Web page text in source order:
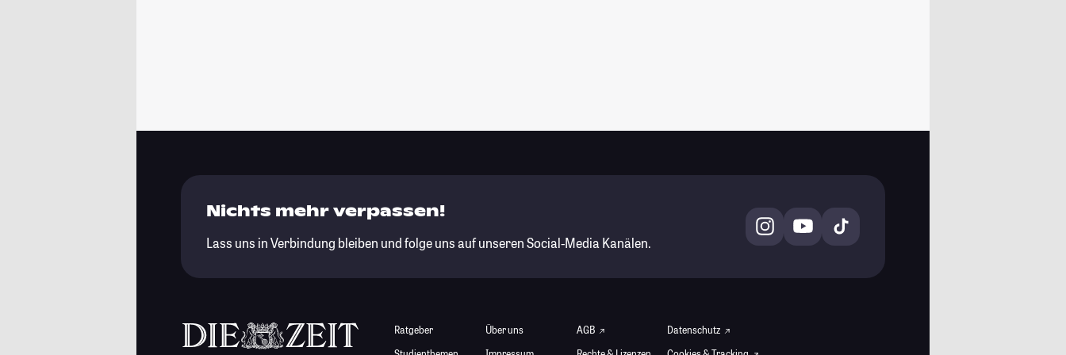
Nichts mehr verpassen!
Lass uns in Verbindung bleiben und folge uns auf unseren Social-Media Kanälen.
Ratgeber
Über uns
AGB
Datenschutz